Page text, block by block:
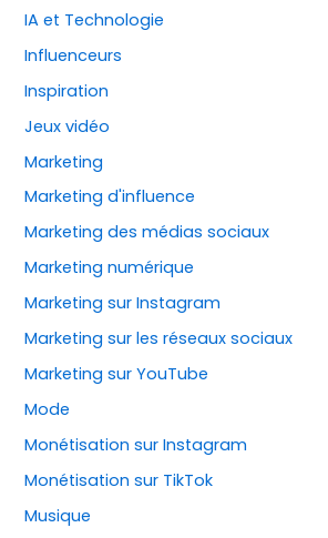
IA et Technologie
Influenceurs
Inspiration
Jeux vidéo
Marketing
Marketing d'influence
Marketing des médias sociaux
Marketing numérique
Marketing sur Instagram
Marketing sur les réseaux sociaux
Marketing sur YouTube
Mode
Monétisation sur Instagram
Monétisation sur TikTok
Musique